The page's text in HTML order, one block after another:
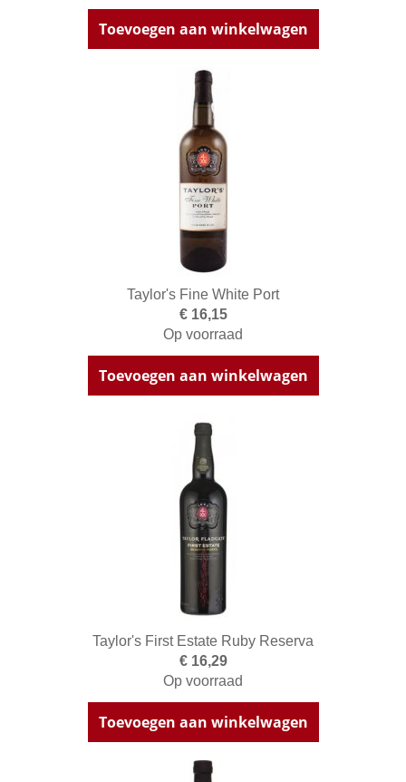
Toevoegen aan winkelwagen
Taylor's Fine White Port
€ 16,15
Op voorraad
Toevoegen aan winkelwagen
Taylor's First Estate Ruby Reserva
€ 16,29
Op voorraad
Toevoegen aan winkelwagen